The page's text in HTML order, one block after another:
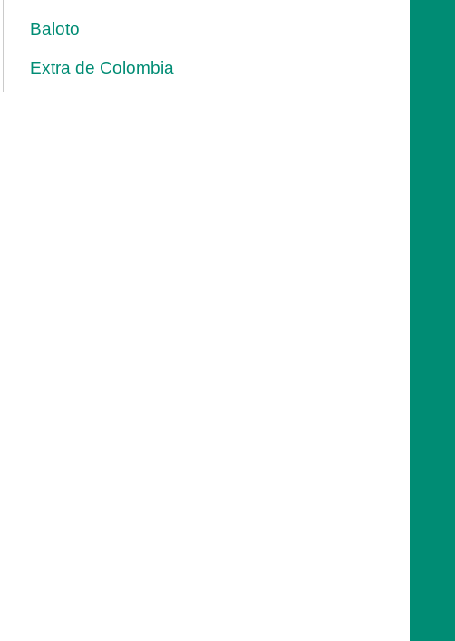
Baloto
Extra de Colombia